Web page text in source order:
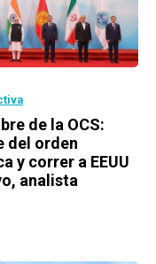
de la OCS:
del orden
y correr a EEUU
analista